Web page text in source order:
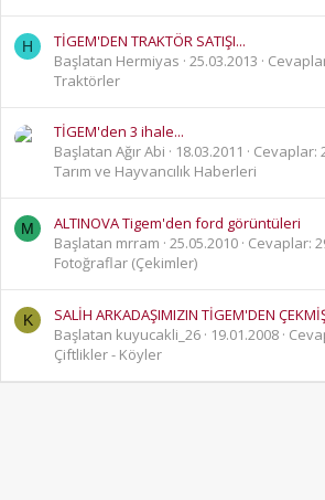
H
TİGEM'DEN TRAKTÖR SATIŞI...
Başlatan Hermiyas
25.03.2013
Traktörler
TİGEM'den 3 ihale...
Başlatan Ağır Abi
18.03.2011
Cevaplar:
Tarım ve Hayvancılık Haberleri
M
ALTINOVA Tigem'den ford görüntüleri
Başlatan mrram 25.05.2010 Cevaplar:
Fotoğraflar (Çekimler)
K
SALİH ARKADAŞIMIZIN TİGEM'DEN
Başlatan kuyucakli_26
19.01.2008
Çiftlikler - Köyler